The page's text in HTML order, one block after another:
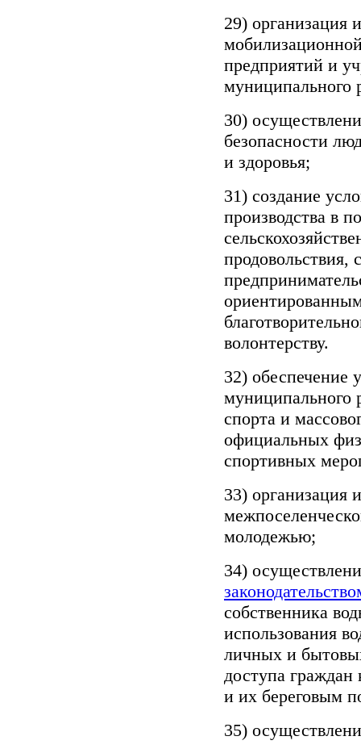
29) организация
предприятий и
муниципального
30)
безопасности
и здоровья;
31) создание
производства в
продовольствия,
волонтерству.
32) обеспечение
муниципального
спорта и
официальных
спортивных
33) организация
молодежью;
34)
собственника
использования
личных и
доступа граждан
и их береговым
35)